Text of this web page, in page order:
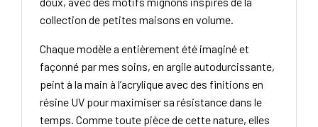
collection de petites maisons en volume.
Chaque modèle a entièrement été imaginé et
façonné par mes soins, en argile autodurcissante,
peint à la main à l’acrylique avec des finitions en
résine UV pour maximiser sa résistance dans le
temps. Comme toute pièce de cette nature, elles